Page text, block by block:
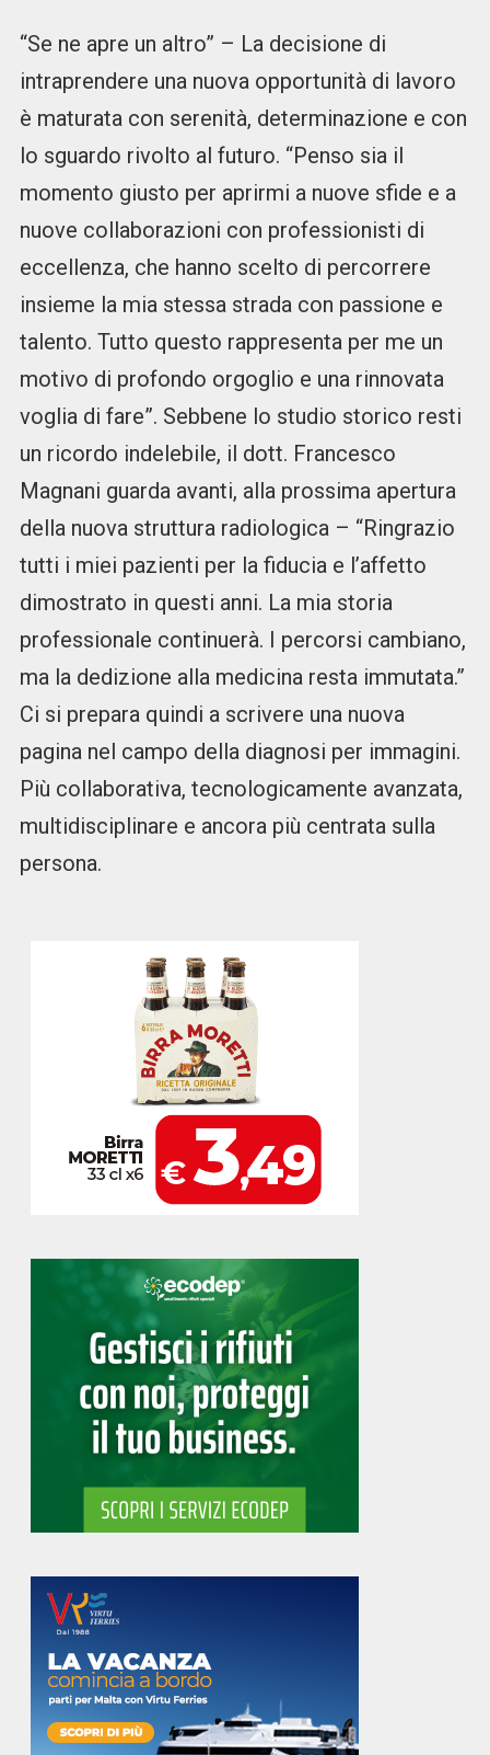
“Se ne apre un altro” – La decisione di
intraprendere una nuova opportunità di lavoro
è maturata con serenità, determinazione e con
lo sguardo rivolto al futuro. “Penso sia il
momento giusto per aprirmi a nuove sfide e a
nuove collaborazioni con professionisti di
eccellenza, che hanno scelto di percorrere
insieme la mia stessa strada con passione e
talento. Tutto questo rappresenta per me un
motivo di profondo orgoglio e una rinnovata
voglia di fare”. Sebbene lo studio storico resti
un ricordo indelebile, il dott. Francesco
Magnani guarda avanti, alla prossima apertura
della nuova struttura radiologica – “Ringrazio
tutti i miei pazienti per la fiducia e l’affetto
dimostrato in questi anni. La mia storia
professionale continuerà. I percorsi cambiano,
ma la dedizione alla medicina resta immutata.”
Ci si prepara quindi a scrivere una nuova
pagina nel campo della diagnosi per immagini.
Più collaborativa, tecnologicamente avanzata,
multidisciplinare e ancora più centrata sulla
persona.